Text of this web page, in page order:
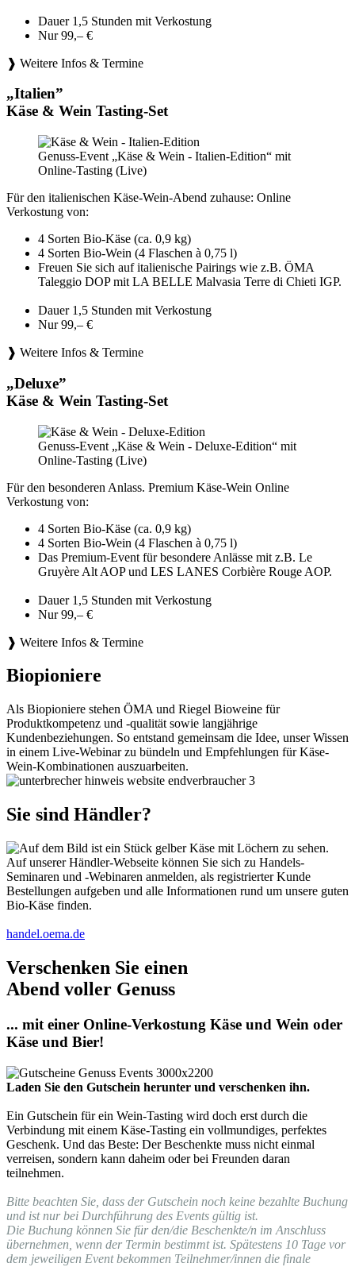
Dauer 1,5 Stunden mit Verkostung
Nur 99,– €
❱ Weitere Infos & Termine
„Italien”
Käse & Wein Tasting-Set
Genuss-Event „Käse & Wein - Italien-Edition“ mit
Online-Tasting (Live)
Für den italienischen Käse-Wein-Abend zuhause: Online
Verkostung von:
4 Sorten Bio-Käse (ca. 0,9 kg)
4 Sorten Bio-Wein (4 Flaschen à 0,75 l)
Freuen Sie sich auf italienische Pairings wie z.B. ÖMA
Taleggio DOP mit LA BELLE Malvasia Terre di Chieti IGP.
Dauer 1,5 Stunden mit Verkostung
Nur 99,– €
❱ Weitere Infos & Termine
„Deluxe”
Käse & Wein Tasting-Set
Genuss-Event „Käse & Wein - Deluxe-Edition“ mit
Online-Tasting (Live)
Für den besonderen Anlass. Premium Käse-Wein Online
Verkostung von:
4 Sorten Bio-Käse (ca. 0,9 kg)
4 Sorten Bio-Wein (4 Flaschen à 0,75 l)
Das Premium-Event für besondere Anlässe mit z.B. Le
Gruyère Alt AOP und LES LANES Corbière Rouge AOP.
Dauer 1,5 Stunden mit Verkostung
Nur 99,– €
❱ Weitere Infos & Termine
Biopioniere
Als Biopioniere stehen ÖMA und Riegel Bioweine für
Produktkompetenz und -qualität sowie langjährige
Kundenbeziehungen. So entstand gemeinsam die Idee, unser Wissen
in einem Live-Webinar zu bündeln und Empfehlungen für Käse-
Wein-Kombinationen auszuarbeiten.
Sie sind Händler?
Auf unserer Händler-Webseite können Sie sich zu Handels-
Seminaren und -Webinaren anmelden, als registrierter Kunde
Bestellungen aufgeben und alle Informationen rund um unsere guten
Bio-Käse finden.
handel.oema.de
Verschenken Sie einen
Abend voller Genuss
... mit einer Online-Verkostung Käse und Wein oder
Käse und Bier!
Laden Sie den Gutschein herunter und verschenken ihn.
Ein Gutschein für ein Wein-Tasting wird doch erst durch die
Verbindung mit einem Käse-Tasting ein vollmundiges, perfektes
Geschenk. Und das Beste: Der Beschenkte muss nicht einmal
verreisen, sondern kann daheim oder bei Freunden daran
teilnehmen.
Bitte beachten Sie, dass der Gutschein noch keine bezahlte Buchung
und ist nur bei Durchführung des Events gültig ist.
Die Buchung können Sie für den/die Beschenkte/n im Anschluss
übernehmen, wenn der Termin bestimmt ist. Spätestens 10 Tage vor
dem jeweiligen Event bekommen Teilnehmer/innen die finale